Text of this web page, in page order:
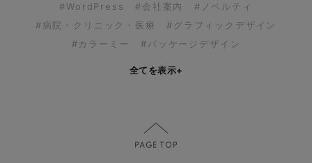
#WordPress
#会社案内
#ノベルティ
#病院・クリニック・医療
#グラフィックデザイン
#カラーミー
#パッケージデザイン
全てを表示+